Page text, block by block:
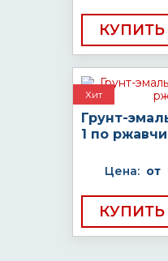
КУПИТЬ
Хит
Грунт-
1 по
Цена: от
КУПИТЬ